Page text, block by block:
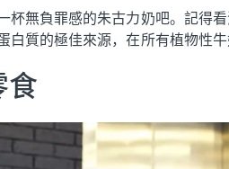
杯無負罪感的朱古力奶吧。記得
質的極佳來源，在所有植物性
食